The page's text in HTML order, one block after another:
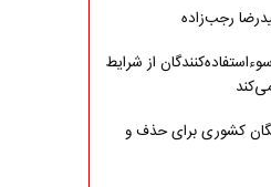
رجب‌زاده
از شرایط
کشوری برای حذف و